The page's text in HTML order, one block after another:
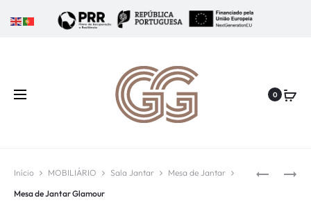
0
Início MOBILIÁRIO Sala Jantar
Mesa de Jantar
Mesa de Jantar Glamour